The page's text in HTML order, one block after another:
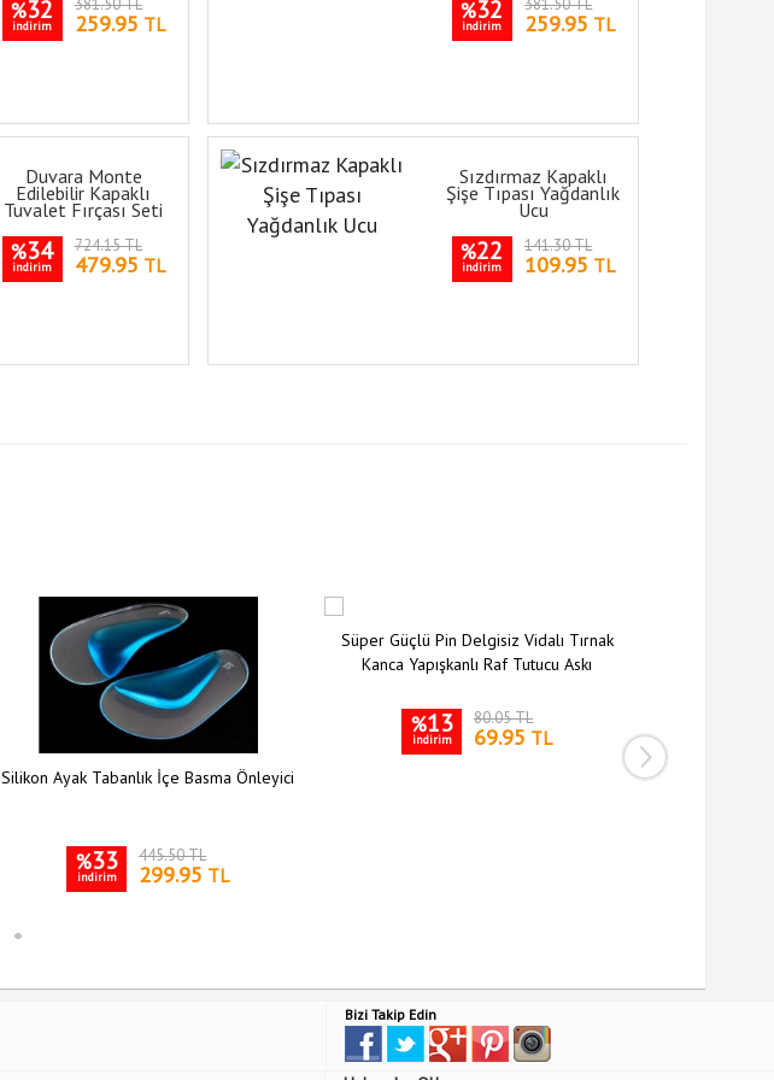
%32
indirim
381.50 TL
259.95 TL %32
indirim
381.50 TL
259.95 TL
Duvara Monte
Edilebilir Kapaklı
Tuvalet Fırçası Seti
%34
indirim
724.15 TL
479.95 TL
Sızdırmaz Kapaklı
Şişe Tıpası Yağdanlık
Ucu
%22
indirim
141.30 TL
109.95 TL
Silikon Ayak Tabanlık İçe Basma Önleyici
%33
indirim
445.50 TL
299.95 TL
Süper Güçlü Pin Delgisiz Vidalı Tırnak
Kanca Yapışkanlı Raf Tutucu Askı
%13
indirim
80.05 TL
69.95 TL
Siyah Silikon
Bizi Takip Edin